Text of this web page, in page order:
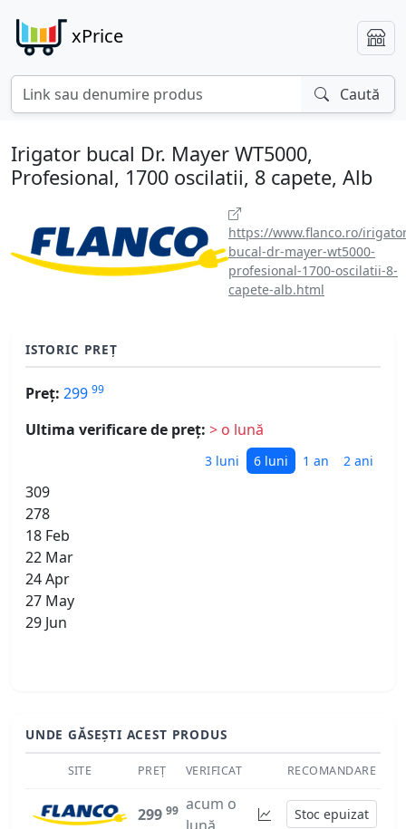
xPrice
Caută
Irigator bucal Dr. Mayer WT5000,
Profesional, 1700 oscilatii, 8 capete, Alb
https://www.flanco.ro/
bucal-dr-mayer-wt5000-
profesional-1700-oscilatii-8-
capete-alb.html
ISTORIC PREȚ
Preț: 299 99
Ultima verificare de preț: > o lună
3 luni 6 luni 1 an 2 ani
309
278
18 Feb
22 Mar
24 Apr
27 May
29 Jun
UNDE GĂSEȘTI ACEST PRODUS
SITE PREȚ VERIFICAT RECOMANDARE
299 99 acum o
Stoc epuizat